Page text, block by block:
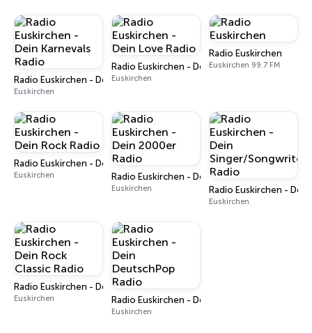
Radio Euskirchen - Dein Karnevals Radio
Euskirchen
Radio Euskirchen - Dein Love Radio
Euskirchen
Radio Euskirchen
Euskirchen 99.7 FM
Radio Euskirchen - Dein Rock Radio
Euskirchen Radio Euskirchen - Dein 2000er Radio
Euskirchen Radio Euskirchen -
Euskirchen
Radio Euskirchen - Dein Rock Classic Radio
Euskirchen Radio Euskirchen - Dein DeutschPop Radio
Euskirchen